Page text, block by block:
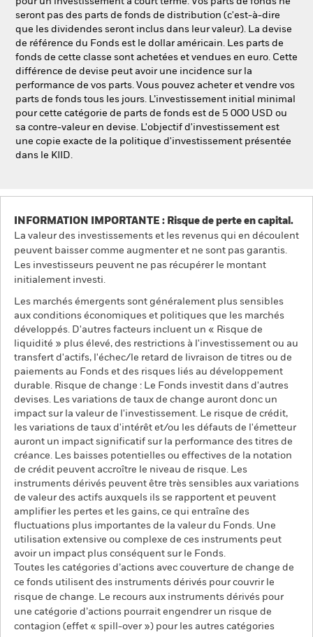
seront pas des parts de fonds de distribution (c'est-à-dire
que les dividendes seront inclus dans leur valeur). La devise
de référence du Fonds est le dollar américain. Les parts de
fonds de cette classe sont achetées et vendues en euro. Cette
différence de devise peut avoir une incidence sur la
performance de vos parts. Vous pouvez acheter et vendre vos
parts de fonds tous les jours. L’investissement initial minimal
pour cette catégorie de parts de fonds est de 5 000 USD ou
sa contre-valeur en devise. L'objectif d'investissement est
une copie exacte de la politique d'investissement présentée
dans le KIID.
INFORMATION IMPORTANTE : Risque de perte en capital.
La valeur des investissements et les revenus qui en découlent
peuvent baisser comme augmenter et ne sont pas garantis.
Les investisseurs peuvent ne pas récupérer le montant
initialement investi.
Les marchés émergents sont généralement plus sensibles
aux conditions économiques et politiques que les marchés
développés. D'autres facteurs incluent un « Risque de
liquidité » plus élevé, des restrictions à l'investissement ou au
transfert d'actifs, l'échec/le retard de livraison de titres ou de
paiements au Fonds et des risques liés au développement
durable. Risque de change : Le Fonds investit dans d'autres
devises. Les variations de taux de change auront donc un
impact sur la valeur de l'investissement. Le risque de crédit,
les variations de taux d'intérêt et/ou les défauts de l'émetteur
auront un impact significatif sur la performance des titres de
créance. Les baisses potentielles ou effectives de la notation
de crédit peuvent accroître le niveau de risque. Les
instruments dérivés peuvent être très sensibles aux variations
de valeur des actifs auxquels ils se rapportent et peuvent
amplifier les pertes et les gains, ce qui entraîne des
fluctuations plus importantes de la valeur du Fonds. Une
utilisation extensive ou complexe de ces instruments peut
avoir un impact plus conséquent sur le Fonds.
Toutes les catégories d’actions avec couverture de change de
ce fonds utilisent des instruments dérivés pour couvrir le
risque de change. Le recours aux instruments dérivés pour
une catégorie d’actions pourrait engendrer un risque de
contagion (effet « spill-over ») pour les autres catégories